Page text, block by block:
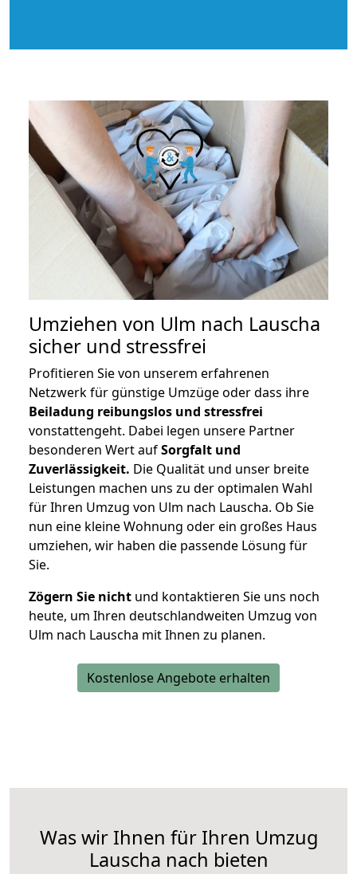
Umziehen von Ulm nach Lauscha
sicher und stressfrei
Profitieren Sie von unserem erfahrenen
Netzwerk für günstige Umzüge oder dass ihre
Beiladung reibungslos und stressfrei
vonstattengeht. Dabei legen unsere Partner
besonderen Wert aufSorgfalt und
Zuverlässigkeit. Die Qualität und unser breite
Leistungen machen uns zu der optimalen Wahl
für Ihren Umzug von Ulm nach Lauscha. Ob Sie
nun eine kleine Wohnung oder ein großes Haus
umziehen, wir haben die passende Lösung für
Sie.
Zögern Sie nicht und kontaktieren Sie uns noch
heute, um Ihren deutschlandweiten Umzug von
Ulm nach Lauscha mit Ihnen zu planen.
Kostenlose Angebote erhalten
Was wir Ihnen für Ihren Umzug
Lauscha nach bieten